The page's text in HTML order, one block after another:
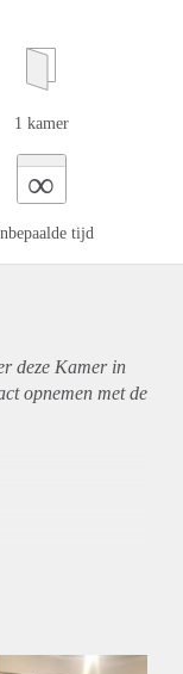
1 kamer
∞
tijd
deze Kamer in
opnemen met de